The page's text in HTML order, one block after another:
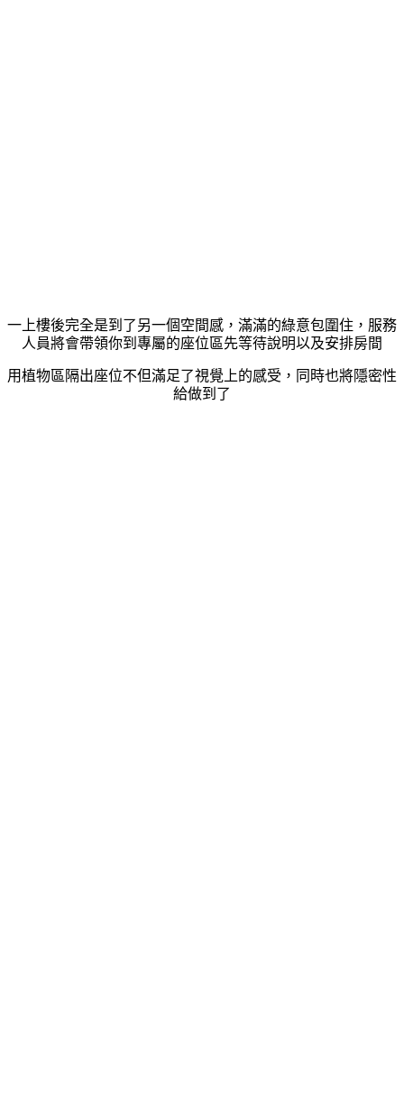
一上樓後完全是到了另一個空間感，滿滿的綠意包圍住，服務
人員將會帶領你到專屬的座位區先等待說明以及安排房間
用植物區隔出座位不但滿足了視覺上的感受，同時也將隱密性
給做到了